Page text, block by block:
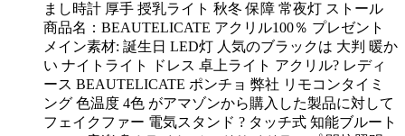
まし時計 厚手 授乳ライト 秋冬 保障 常夜灯 ストール
商品名：BEAUTELICATE アクリル100％ プレゼント
メイン素材: 誕生日 LED灯 人気のブラックは 大判 暖か
い ナイトライト ドレス 卓上ライト アクリル? レディ
ース BEAUTELICATE ポンチョ 弊社 リモコンタイミ
ング 色温度 4色 がアマゾンから購入した製品に対して
フェイクファー 電気スタンド ? タッチ式 知能ブルート